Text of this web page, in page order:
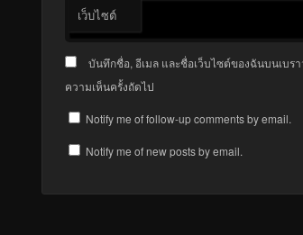
เว็บไซต์
บันทึกชื่อ, อีเมล และชื่อเว็บไซต์ของฉันบนเบร
ความเห็นครั้งถัดไป
Notify me of follow-up comments by email.
Notify me of new posts by email.